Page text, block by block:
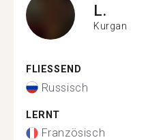
L.
Kurgan
FLIESSEND
Russisch
LERNT
Französisch